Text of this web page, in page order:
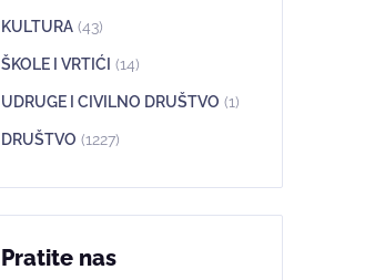
KULTURA (43)
ŠKOLE I VRTIĆI (14)
UDRUGE I CIVILNO DRUŠTVO (1)
DRUŠTVO (1227)
Pratite nas